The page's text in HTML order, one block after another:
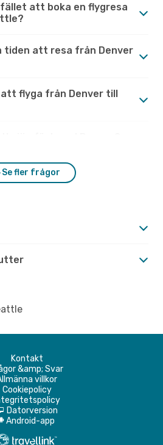
att boka en flygresa
tiden att resa från Denver
flyga från Denver till
Se fler frågor
Kontakt
&amp; Svar
villkor
Cookiepolicy
Datorversion
Android-app